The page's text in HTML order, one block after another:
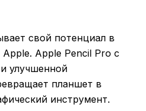
свой потенциал в
Apple. Apple Pencil Pro с
улучшенной
планшет в
инструмент.